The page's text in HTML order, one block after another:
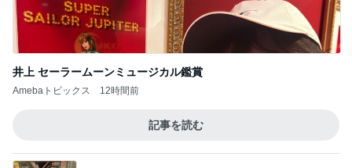
井上 セーラームーンミュージカル鑑賞
Amebaトピックス 12時間前
記事を読む